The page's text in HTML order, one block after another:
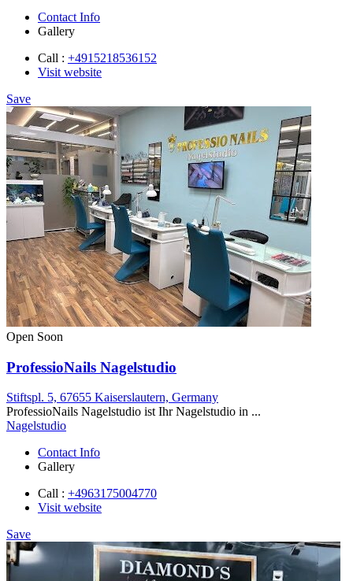
Contact Info
Gallery
Call : +4915218536152
Visit website
Save
Open Soon
ProfessioNails Nagelstudio
Stiftspl. 5, 67655 Kaiserslautern, Germany
ProfessioNails Nagelstudio ist Ihr Nagelstudio in ...
Nagelstudio
Contact Info
Gallery
Call : +4963175004770
Visit website
Save